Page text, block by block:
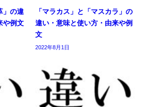
」の違
や例文
「マラカス」と「マスカラ」の
違い・意味と使い方・由来や例
文
2022年8月1日